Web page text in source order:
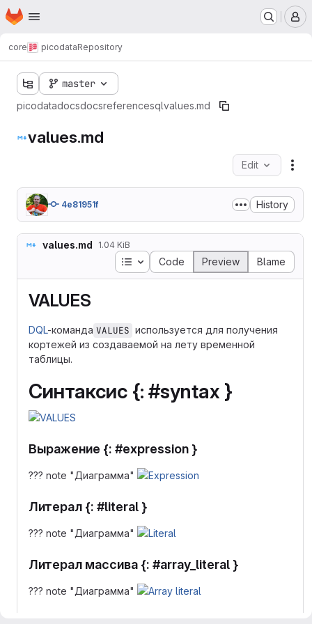
Skip to main content
Homepage
core picodataRepository
master
picodatadocsdocsreferencesqlvalues.md
values.md
Edit
4e81951f History
values.md 1.04 KiB
Table of contents
Code Preview Blame
VALUES
DQL-команда VALUES используется для получения
кортежей из создаваемой на лету временной
таблицы.
Синтаксис {: #syntax }
Выражение {: #expression }
??? note "Диаграмма"
Литерал {: #literal }
??? note "Диаграмма"
Литерал массива {: #array_literal }
??? note "Диаграмма"